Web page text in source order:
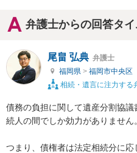
弁護士からの回答タ
尾畠 弘典 弁護士
福岡県 > 福岡市中央区
相続・遺言に注力する
債務の負担に関して遺産分割協
続人の間でしか効力がありません。
つまり、債権者は法定相続分に